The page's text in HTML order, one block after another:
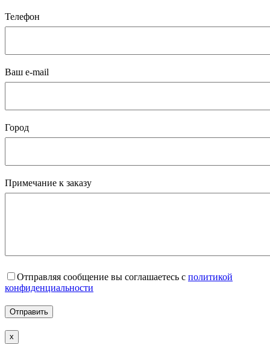
Телефон
Ваш e-mail
Город
Примечание к заказу
Отправляя сообщение вы соглашаетесь с политикой
конфиденциальности
x